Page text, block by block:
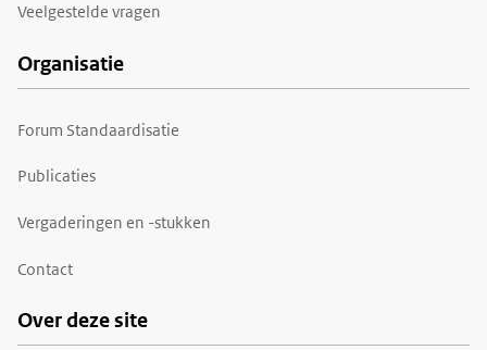
Veelgestelde vragen
Organisatie
Forum Standaardisatie
Publicaties
Vergaderingen en -stukken
Contact
Over deze site